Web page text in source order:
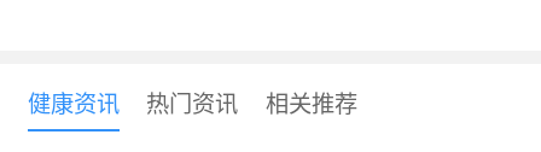
1、男性在做这个检查之前必须“禁欲”一
健康资讯 热门资讯 相关推荐